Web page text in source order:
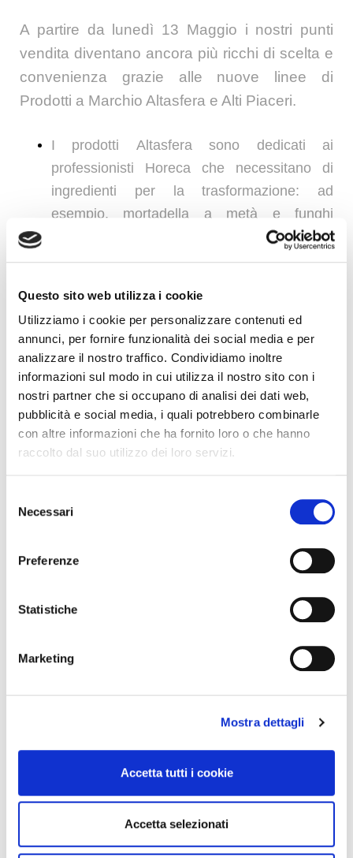
Questo sito web utilizza i cookie
Utilizziamo i cookie per personalizzare contenuti ed
annunci, per fornire funzionalità dei social media e per
analizzare il nostro traffico. Condividiamo inoltre
informazioni sul modo in cui utilizza il nostro sito con i
nostri partner che si occupano di analisi dei dati web,
pubblicità e social media, i quali potrebbero combinarle
con altre informazioni che ha fornito loro o che hanno
raccolto dal suo utilizzo dei loro servizi.
delNecessari
Preferenze
Statistiche
Marketing
Mostra dettagli
Accetta tutti i cookie
Accetta selezionati
Promozioni
Clienti
A partire da lunedì 13 Maggio i nostri punti
vendita diventano ancora più ricchi di scelta e
convenienza grazie alle nuove linee di
Prodotti a Marchio Altasfera e Alti Piaceri.
I prodotti Altasfera sono dedicati ai
professionisti Horeca che necessitano di
ingredienti per la trasformazione: ad
esempio, mortadella a metà e funghi
utilizzo finale: ad esempio, le monodosi di
ketchup e maionese.
L’elenco delle nuove referenze verrà
costantemente aggiornato sul nostro sito e
potrete sempre controllare le referenze cliccando
nel link di seguito e inquadrando il QR Code
presente nelle comunicazioni in negozio.
Sempre più Buoni
Centro Cash Oristano si rinnova: più
spazio, più assortimento, più servizi